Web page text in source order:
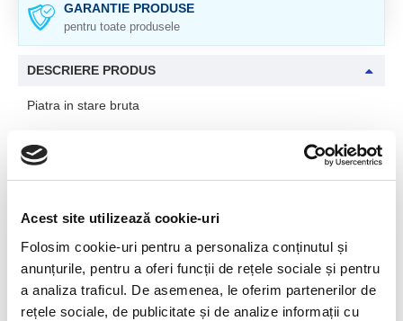
Acest site utilizează cookie-uri
Folosim cookie-uri pentru a personaliza conținutul și
anunțurile, pentru a oferi funcții de rețele sociale și pentru
a analiza traficul. De asemenea, le oferim partenerilor de
rețele sociale, de publicitate și de analize informații cu
GARANTIE PRODUSE
pentru toate produsele
DESCRIERE PRODUS
Piatra in stare bruta
Calcitul este un amplificator puternic si un purificator excelent
al energiei. Simpla plasare a unui calcit intr-o camera este
suficienta pentru a elimina energiile negative si pentru a